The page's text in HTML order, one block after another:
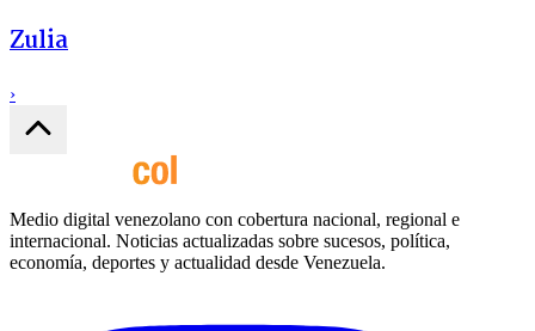
Zulia
›
Medio digital venezolano con cobertura nacional, regional e
internacional. Noticias actualizadas sobre sucesos, política,
economía, deportes y actualidad desde Venezuela.